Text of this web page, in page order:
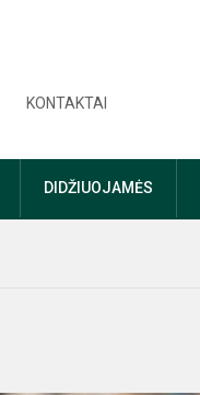
KONTAKTAI
DIDŽIUOJAMĖS